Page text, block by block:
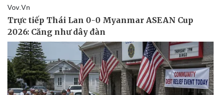
Thể thao
Bóng đá
Lịch thi đấu bóng đá
Thế giới thể thao
Ô tô - Xe máy
Ô tô
Xe máy
Tư vấn